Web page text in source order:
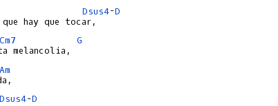
Dsus4-D
Cm7
G
Am
Dsus4-D